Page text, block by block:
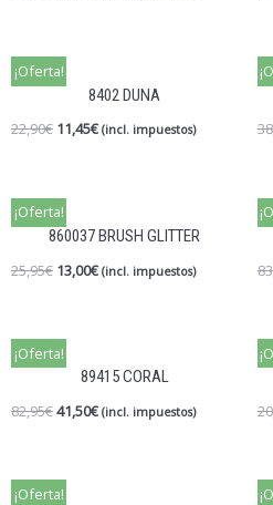
¡Oferta!
8402 DUNA
22,90€ 11,45€ (incl. impuestos)
¡Oferta!
860037 BRUSH GLITTER
25,95€ 13,00€ (incl. impuestos)
¡Oferta!
89415 CORAL
82,95€41,50€ (incl. impuestos)
¡Oferta!